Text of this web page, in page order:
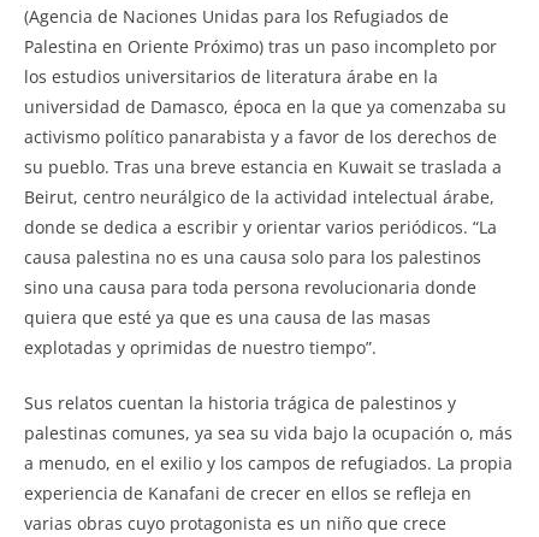
(Agencia de Naciones Unidas para los Refugiados de
Palestina en Oriente Próximo) tras un paso incompleto por
los estudios universitarios de literatura árabe en la
universidad de Damasco, época en la que ya comenzaba su
activismo político panarabista y a favor de los derechos de
su pueblo. Tras una breve estancia en Kuwait se traslada a
Beirut, centro neurálgico de la actividad intelectual árabe,
donde se dedica a escribir y orientar varios periódicos. “La
causa palestina no es una causa solo para los palestinos
sino una causa para toda persona revolucionaria donde
quiera que esté ya que es una causa de las masas
explotadas y oprimidas de nuestro tiempo”.
Sus relatos cuentan la historia trágica de palestinos y
palestinas comunes, ya sea su vida bajo la ocupación o, más
a menudo, en el exilio y los campos de refugiados. La propia
experiencia de Kanafani de crecer en ellos se refleja en
varias obras cuyo protagonista es un niño que crece